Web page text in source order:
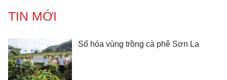
TIN MỚI
Số hóa vùng trồng cà phê Sơn La